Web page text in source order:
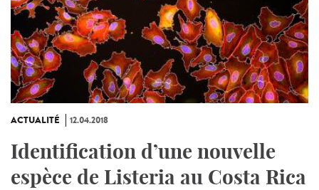
ACTUALITÉ 12.04.2018
Identification d’une nouvelle
espèce de Listeria au Costa Rica